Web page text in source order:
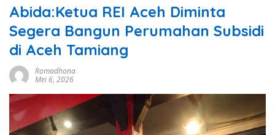
Abida:Ketua REI Aceh Diminta
Segera Bangun Perumahan Subsidi
di Aceh Tamiang
Romadhona
Mei 6, 2026